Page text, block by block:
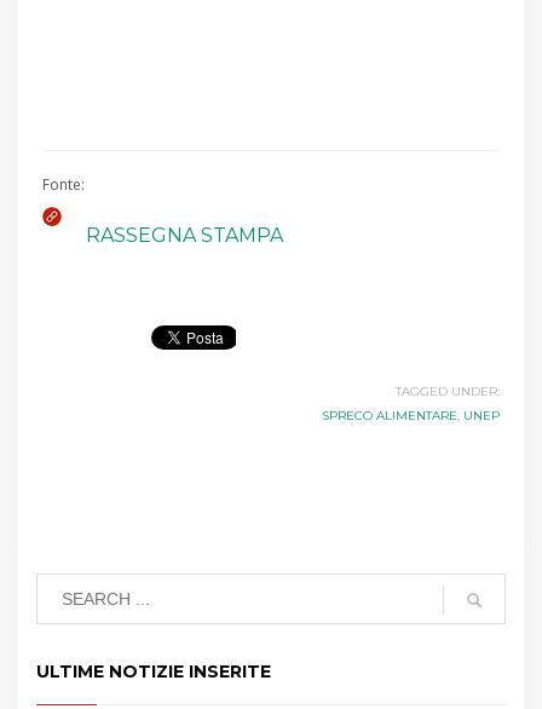
Fonte:
RASSEGNA STAMPA
TAGGED UNDER:
SPRECO ALIMENTARE, UNEP
ULTIME NOTIZIE INSERITE